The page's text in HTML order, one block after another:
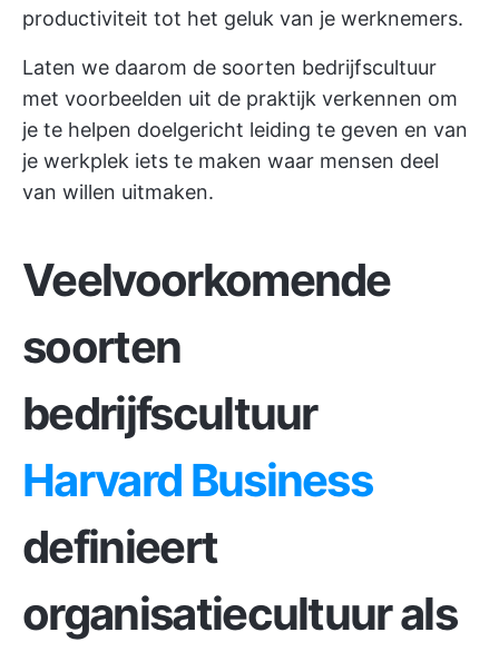
productiviteit tot het geluk van je werknemers.
Laten we daarom de soorten bedrijfscultuur
met voorbeelden uit de praktijk verkennen om
je te helpen doelgericht leiding te geven en van
je werkplek iets te maken waar mensen deel
van willen uitmaken.
Veelvoorkomende
soorten
bedrijfscultuur
Harvard Business
definieert
organisatiecultuur als